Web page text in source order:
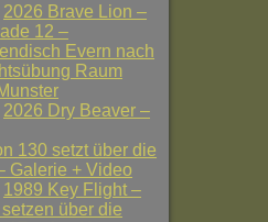
2026 Brave Lion –
12 –
Evern nach
Raum
2026 Dry Beaver –
130 setzt über die
Galerie + Video
1989 Key Flight –
über die